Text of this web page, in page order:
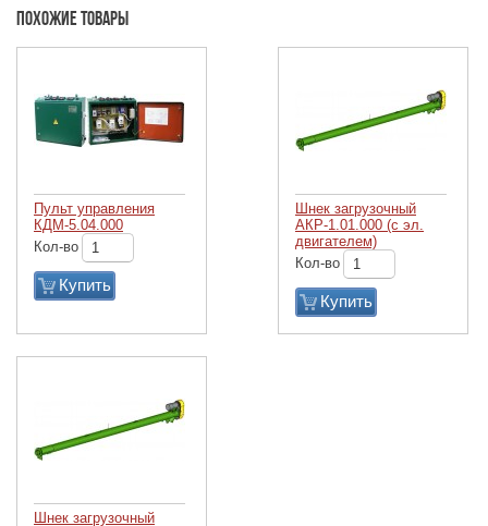
Похожие товары
Пульт управления
КДМ-5.04.000
Кол-во
Купить
Шнек загрузочный
АКР-1.01.000 (с эл.
двигателем)
Кол-во
Купить
Шнек загрузочный